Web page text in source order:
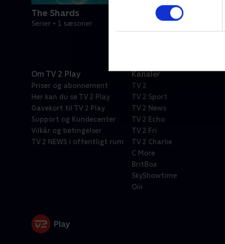
The Shards
Serier • 1 sæsoner
Om TV 2 Play
Priser og abonnement
Her kan du se TV 2 Play
Gavekort til TV 2 Play
Support og Kundecenter
Vilkår og betingelser
TV 2 NEWS i offentligt rum
Kanaler
TV 2
TV 2 Sport
TV 2 News
TV 2 Echo
TV 2 Fri
TV 2 Charlie
C More
BritBox
SkyShowtime
Oiii